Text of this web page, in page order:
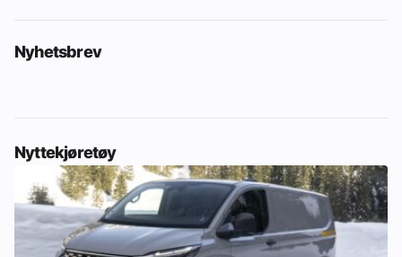
Nyhetsbrev
Nyttekjøretøy